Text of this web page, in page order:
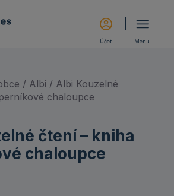
Menu
Účet
/ Albi / Albi Kouzelné
chaloupce
čtení – kniha
chaloupce